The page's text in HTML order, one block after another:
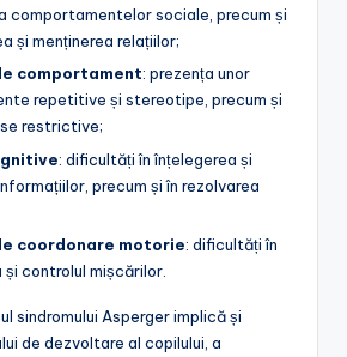
comportamentelor sociale, precum și
și menținerea relațiilor;
comportament: prezența unor
repetitive și stereotipe, precum și
restrictive;
: dificultăți în înțelegerea și
precum și în rezolvarea
coordonare motorie: dificultăți în
controlul mișcărilor.
sindromului Asperger implică și
de dezvoltare al copilului, a